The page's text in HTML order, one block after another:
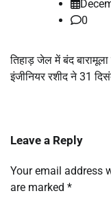
0
तिहाड़ जेल में बंद
इंजीनियर रशीद ने 31
Leave a Reply
Your email address
are marked *